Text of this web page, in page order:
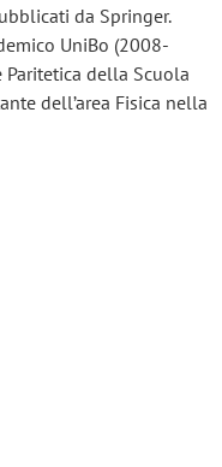
da Springer.
UniBo (2008-
della Scuola
dell’area Fisica nella